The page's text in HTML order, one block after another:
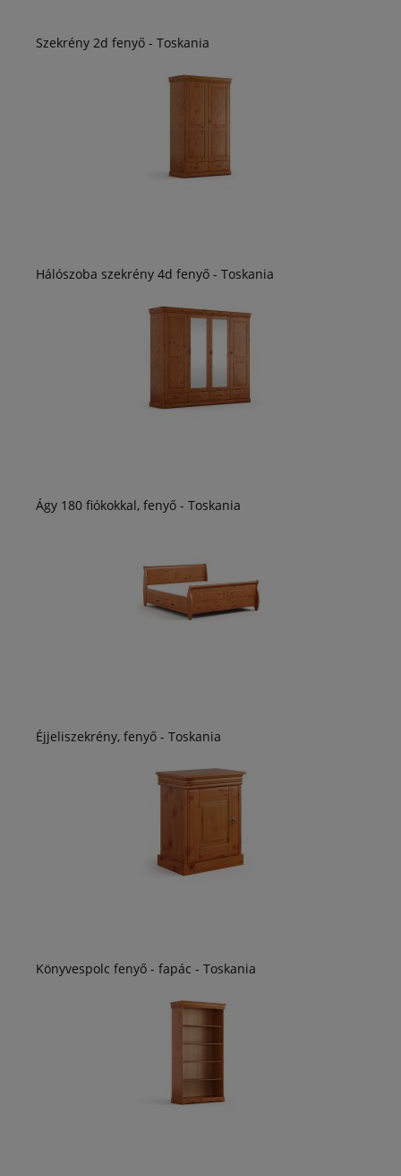
Szekrény 2d fenyő - Toskania
Hálószoba szekrény 4d fenyő - Toskania
Ágy 180 fiókokkal, fenyő - Toskania
Éjjeliszekrény, fenyő - Toskania
Könyvespolc fenyő - fapác - Toskania